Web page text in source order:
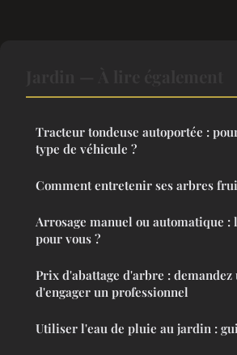
Tracteur tondeuse autoportée :
type de véhicule ?
Comment entretenir ses arbres
Arrosage manuel ou automatique :
pour vous ?
Prix d'abattage d'arbre : demandez
d'engager un professionnel
Utiliser l'eau de pluie au jardin :